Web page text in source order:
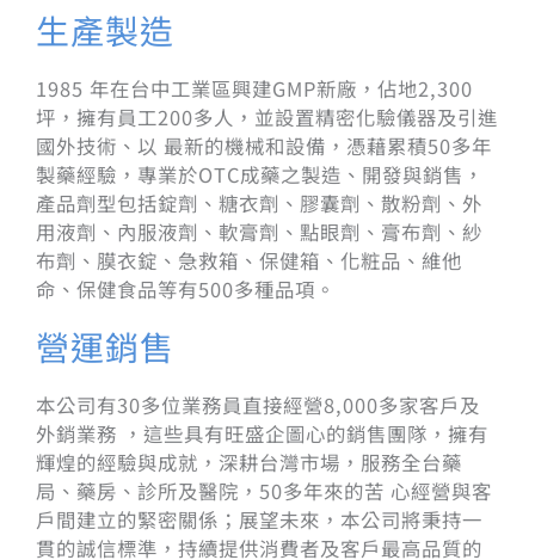
生產製造
1985 年在台中工業區興建GMP新廠，佔地2,300
坪，擁有員工200多人，並設置精密化驗儀器及引進
國外技術、以 最新的機械和設備，憑藉累積50多年
製藥經驗，專業於OTC成藥之製造、開發與銷售，
產品劑型包括錠劑、糖衣劑、膠囊劑、散粉劑、外
用液劑、內服液劑、軟膏劑、點眼劑、膏布劑、紗
布劑、膜衣錠、急救箱、保健箱、化粧品、維他
命、保健食品等有500多種品項。
營運銷售
本公司有30多位業務員直接經營8,000多家客戶及
外銷業務 ，這些具有旺盛企圖心的銷售團隊，擁有
輝煌的經驗與成就，深耕台灣市場，服務全台藥
局、藥房、診所及醫院，50多年來的苦 心經營與客
戶間建立的緊密關係；展望未來，本公司將秉持一
貫的誠信標準，持續提供消費者及客戶最高品質的